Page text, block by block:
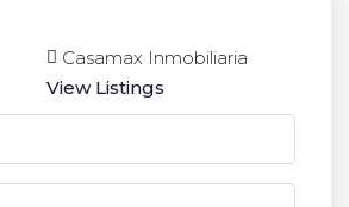
Casamax Inmobiliaria
View Listings